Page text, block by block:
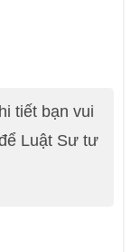
tiết bạn vui
Luật Sư tư